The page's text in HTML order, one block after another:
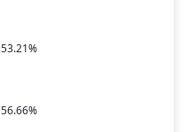
53.21%
56.66%